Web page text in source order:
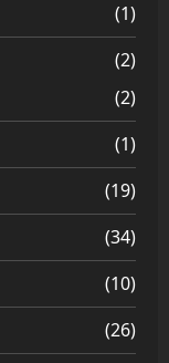
(1)
(2)
(2)
(1)
(19)
(34)
(10)
(26)